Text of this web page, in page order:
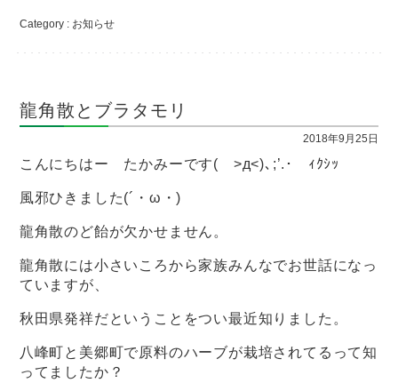
Category : お知らせ
龍角散とブラタモリ
2018年9月25日
こんにちはー たかみーです( >д<)､;’.･ ｨｸｼｯ
風邪ひきました(´・ω・)
龍角散のど飴が欠かせません。
龍角散には小さいころから家族みんなでお世話になっ
ていますが、
秋田県発祥だということをつい最近知りました。
八峰町と美郷町で原料のハーブが栽培されてるって知
ってましたか？